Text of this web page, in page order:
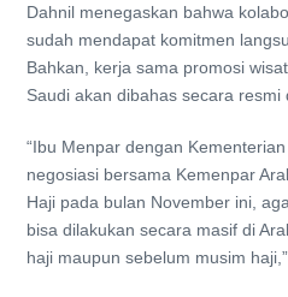
Dahnil menegaskan bahwa
sudah mendapat komitmen
Bahkan, kerja sama promosi
Saudi akan dibahas secara resmi
“Ibu Menpar dengan
negosiasi bersama Kemenpar
Haji pada bulan November ini,
bisa dilakukan secara masif di
haji maupun sebelum musim